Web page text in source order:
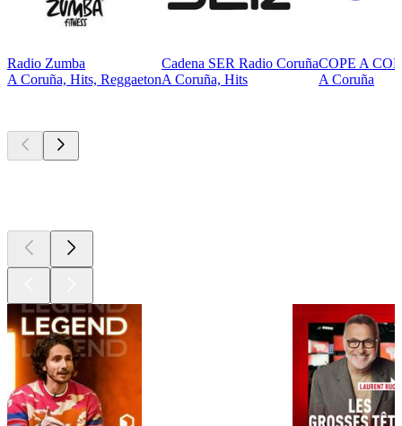
Radio Zumba
A Coruña, Hits, Reggaeton
Cadena SER Radio Coruña
A Coruña, Hits
COPE A
A Coruña